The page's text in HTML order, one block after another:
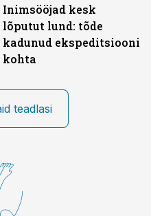
Inimsööjad kesk
lõputut lund: tõde
kadunud ekspeditsiooni
kohta
teadlasi